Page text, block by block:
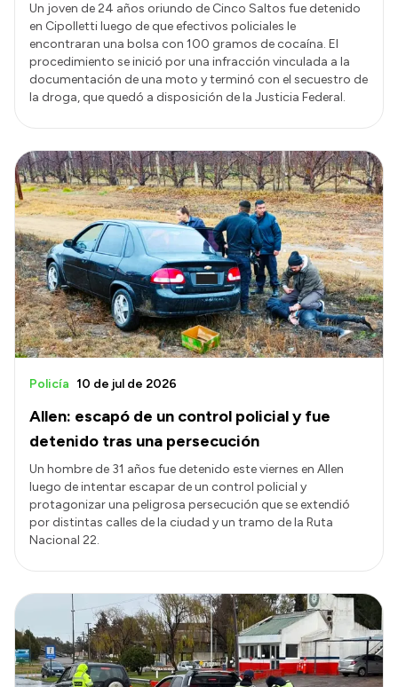
Un joven de 24 años oriundo de Cinco Saltos fue detenido
en Cipolletti luego de que efectivos policiales le
encontraran una bolsa con 100 gramos de cocaína. El
procedimiento se inició por una infracción vinculada a la
documentación de una moto y terminó con el secuestro de
la droga, que quedó a disposición de la Justicia Federal.
Allen: escapó de un control policial y fue
detenido tras una persecución
Policía 10 de jul de 2026
Un hombre de 31 años fue detenido este viernes en Allen
luego de intentar escapar de un control policial y
protagonizar una peligrosa persecución que se extendió
por distintas calles de la ciudad y un tramo de la Ruta
Nacional 22.